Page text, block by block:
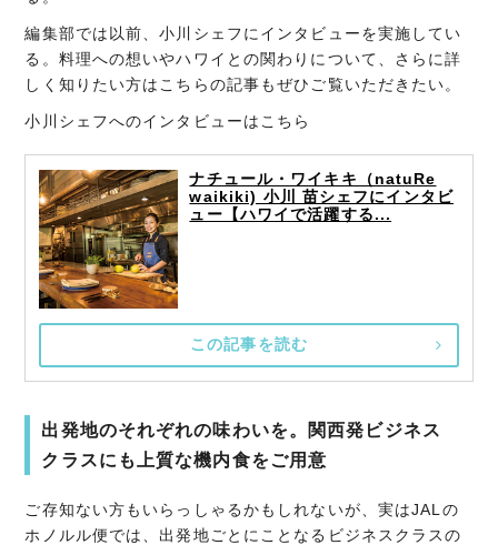
編集部では以前、小川シェフにインタビューを実施してい
る。料理への想いやハワイとの関わりについて、さらに詳
しく知りたい方はこちらの記事もぜひご覧いただきたい。
小川シェフへのインタビューはこちら
ナチュール・ワイキキ（natuRe
waikiki) 小川 苗シェフにインタビ
ュー【ハワイで活躍する...
この記事を読む
出発地のそれぞれの味わいを。関西発ビジネス
クラスにも上質な機内食をご用意
ご存知ない方もいらっしゃるかもしれないが、実はJALの
ホノルル便では、出発地ごとにことなるビジネスクラスの